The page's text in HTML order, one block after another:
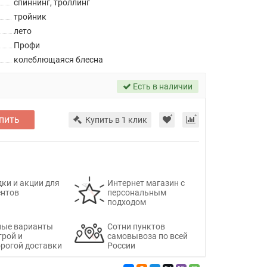
спиннинг, троллинг
тройник
лето
Профи
колеблющаяся блесна
Есть в наличии
Купить в 1 клик
и акции для
Интернет магазин с
персональным
подходом
варианты
и
доставки
Сотни пунктов
самовывоза по всей
России